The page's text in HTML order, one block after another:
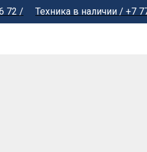
Техника в наличии / +7 777